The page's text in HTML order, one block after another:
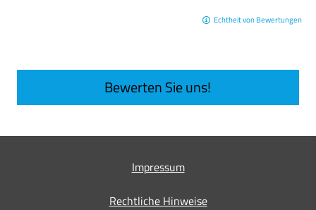
Echtheit von Bewertungen
Bewerten Sie uns!
Impressum
Rechtliche Hinweise